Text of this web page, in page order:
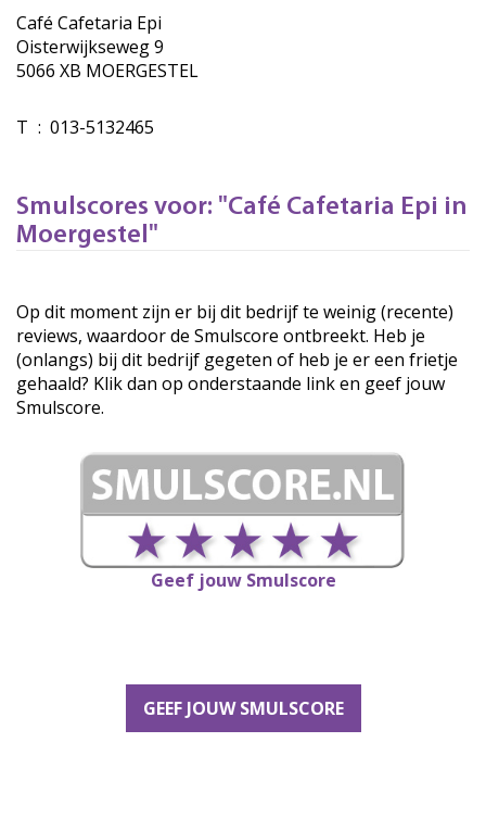
Café Cafetaria Epi
Oisterwijkseweg 9
5066 XB MOERGESTEL
T : 013-5132465
Smulscores voor: "Café Cafetaria Epi in
Moergestel"
Op dit moment zijn er bij dit bedrijf te weinig (recente)
reviews, waardoor de Smulscore ontbreekt. Heb je
(onlangs) bij dit bedrijf gegeten of heb je er een frietje
gehaald? Klik dan op onderstaande link en geef jouw
Smulscore.
Geef jouw Smulscore
GEEF JOUW SMULSCORE